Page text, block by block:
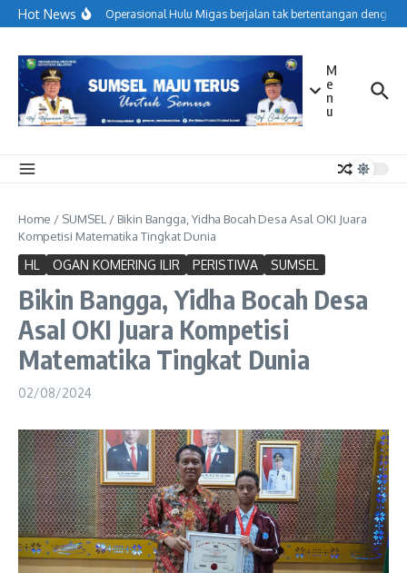
Lewati ke konten
Hot NewsMenjaga Operasional Hulu Migas berjalan tak bertentangan dengan
M
e
n
u
Home / SUMSEL / Bikin Bangga, Yidha Bocah Desa Asal OKI Juara
Kompetisi Matematika Tingkat Dunia
HL OGAN KOMERING ILIR PERISTIWA SUMSEL
Bikin Bangga, Yidha Bocah Desa
Asal OKI Juara Kompetisi
Matematika Tingkat Dunia
02/08/2024